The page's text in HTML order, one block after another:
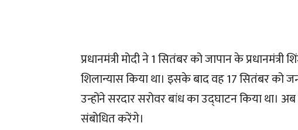
प्रधानमंत्री मोदी ने 1 सितंबर को जापान के
शिलान्यास किया था। इसके बाद वह 17 सितंबर को
उन्होंने सरदार सरोवर बांध का उद्घाटन किया था।
संबोधित करेंगे।